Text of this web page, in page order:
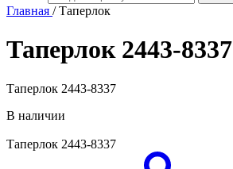
Главная /Таперлок
Таперлок 2443-8337
Таперлок 2443-8337
В наличии
Таперлок 2443-8337